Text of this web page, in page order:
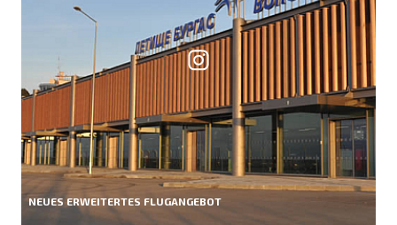
NEUES ERWEITERTES FLUGANGEBOT